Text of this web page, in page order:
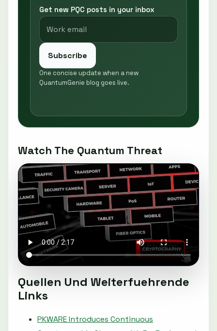
Get new PQC posts in your inbox
Subscribe
One concise update when a new
QuantumGenie blog goes live.
Watch The Quantum Threat
Quellen Und Weiterfuehrende
Links
PKWARE Introduces Continuous